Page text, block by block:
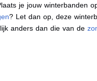
je jouw winterbanden
? Let dan op, deze
anders dan die van de